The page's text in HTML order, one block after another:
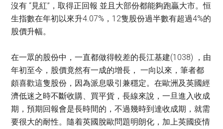
沒有 “見紅”，取得正回報 並且大部份都能夠跑贏大市。恒
生指數在年初以來升4.07%，12隻股份過半數有超過4%的
股價升幅。
在一眾的股份中，一直都做得較差的長江基建(1038) ，由
年初至今，股價竟然有一成的增長， 一向以來，筆者都
頗喜歡這隻股份，因為派息吸引兼穩定。在歐洲及英國經
濟低迷之時不斷收購、買平貨，長線來說，一旦進入收成
期，預期回報會是長時間的，不過幾時到達收成期，就需
要很大的耐性。隨着英國脫歐問題明朗化，加上英國疫情